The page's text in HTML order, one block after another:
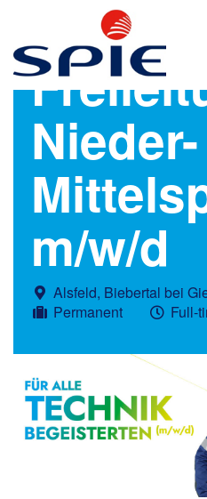
m/w/d
Alsfeld, Biebertal bei
Permanent
Full-